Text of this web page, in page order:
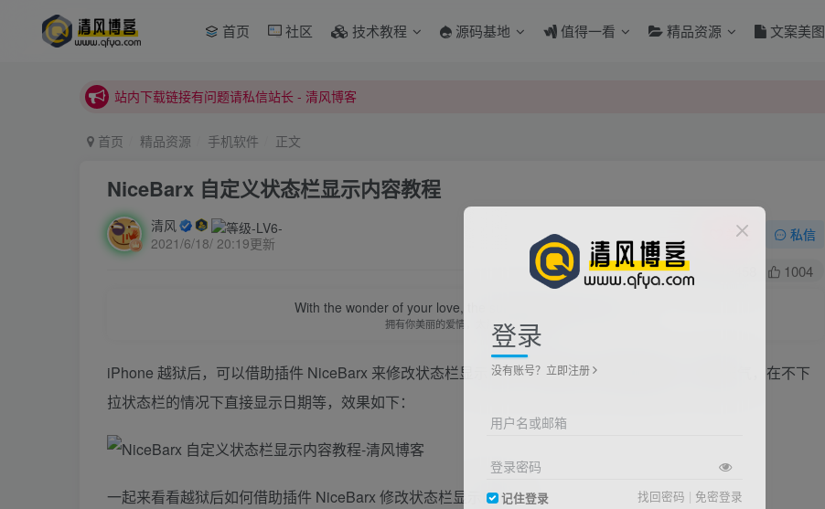
首页 社区 技术教程 源码基地 值得一看 精品资源 文案美图
站内下载链接有问题请私信站长 - 清风博客
站内下载链接有问题请私信站长 - 清风博客
首页 精品资源 手机软件 正文
NiceBarx 自定义状态栏显示内容教程
清风
2021/6/18/ 20:19更新
关注 私信
1004
With the wonder of your love, the sun above always shines.
拥有你美丽的爱情，太阳就永远明媚
iPhone 越狱后，可以借助插件 NiceBarx 来修改状态栏显示内容，例如加入实时网速显示、当地天气，在不下
拉状态栏的情况下直接显示日期等，效果如下：
一起来看看越狱后如何借助插件 NiceBarx 修改状态栏显示内容。
登录
没有账号？立即注册
用户名或邮箱
登录密码
记住登录 找回密码 | 免密登录